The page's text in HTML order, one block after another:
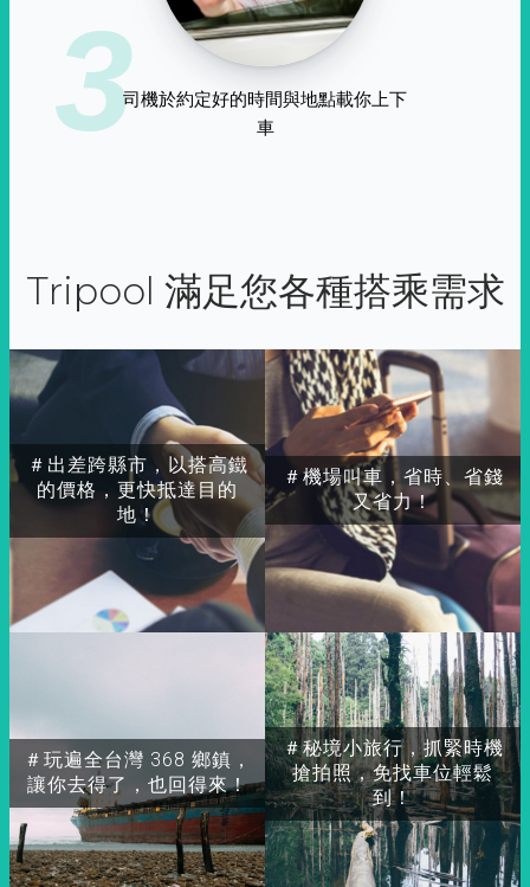
3司機於約定好的時間與地點載你上下
車
Tripool 滿足您各種搭乘需求
＃出差跨縣市，以搭高鐵
的價格，更快抵達目的
地！
＃玩遍全台灣 368 鄉鎮，
讓你去得了，也回得來！
＃秘境小旅行，抓緊時機
搶拍照，免找車位輕鬆
到！
＃機場叫車，省時、省錢
又省力！